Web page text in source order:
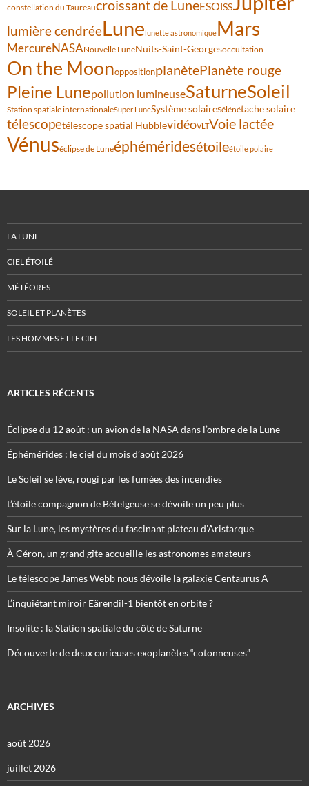
constellation du Taureaucroissant de LuneESOISS
lumière cendréeLunelunette astronomiqueMars
MercureNASANouvelle LuneNuits-Saint-Georgesoccultation
On the MoonoppositionplanètePlanète rouge
Pleine Lunepollution lumineuseSaturneSoleil
Station spatiale internationaleSuper LuneSystème solaireSélénétache solaire
télescopetélescope spatial HubblevidéoVLTVoie lactée
Vénuséclipse de Luneéphéméridesétoileétoile polaire
LA LUNE
CIEL ÉTOILÉ
MÉTÉORES
SOLEIL ET PLANÈTES
LES HOMMES ET LE CIEL
ARTICLES RÉCENTS
Éclipse du 12 août : un avion de la NASA dans l’ombre de la Lune
Éphémérides : le ciel du mois d’août 2026
Le Soleil se lève, rougi par les fumées des incendies
L’étoile compagnon de Bételgeuse se dévoile un peu plus
Sur la Lune, les mystères du fascinant plateau d’Aristarque
À Céron, un grand gîte accueille les astronomes amateurs
Le télescope James Webb nous dévoile la galaxie Centaurus A
L’inquiétant miroir Eärendil-1 bientôt en orbite ?
Insolite : la Station spatiale du côté de Saturne
Découverte de deux curieuses exoplanètes “cotonneuses”
ARCHIVES
août 2026
juillet 2026